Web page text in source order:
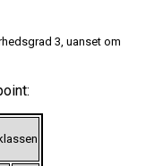
3, uanset om